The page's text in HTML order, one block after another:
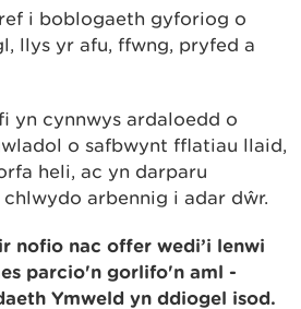
i boblogaeth gyforiog o
llys yr afu, ffwng, pryfed a
yn cynnwys ardaloedd o
o safbwynt fflatiau llaid,
heli, ac yn darparu
arbennig i adar dŵr.
nofio nac offer wedi’i lenwi
parcio'n gorlifo'n aml -
Ymweld yn ddiogel isod.